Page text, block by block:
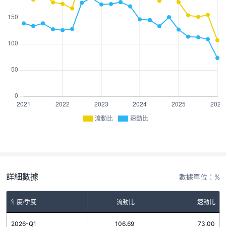
流動比 速動比
詳細數據 數據單位：%
年度/季度 流動比 速動比
2026-Q1 106.69 73.00